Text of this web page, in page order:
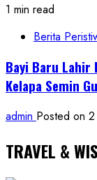
1 min read
Berita
Bayi Baru Lahir
Kelapa Semin
admin Posted on
TRAVEL &